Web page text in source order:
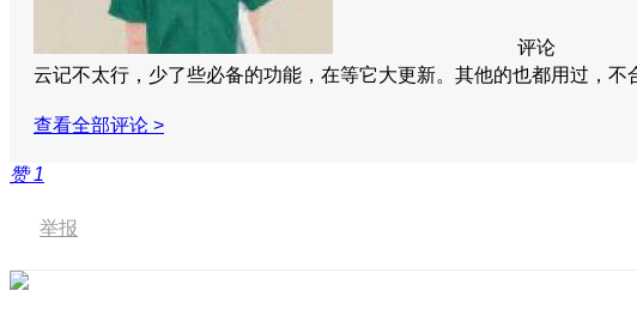
评论
云记不太行，少了些必备的功能，在等它大更新。其他的也都用过，不
查看全部评论 >
赞1
举报